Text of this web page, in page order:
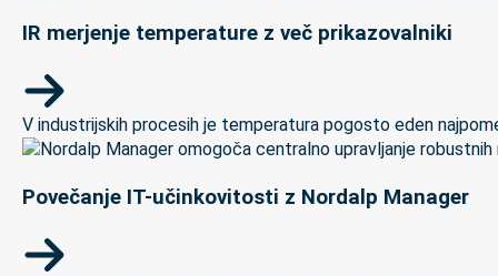
IR merjenje temperature z več prikazovalniki
V industrijskih procesih je temperatura pogosto eden
Povečanje IT-učinkovitosti z Nordalp Manager